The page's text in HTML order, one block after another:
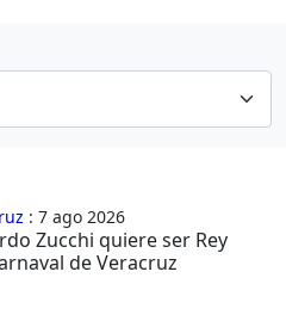
: 7 ago 2026
Zucchi quiere ser Rey
de Veracruz